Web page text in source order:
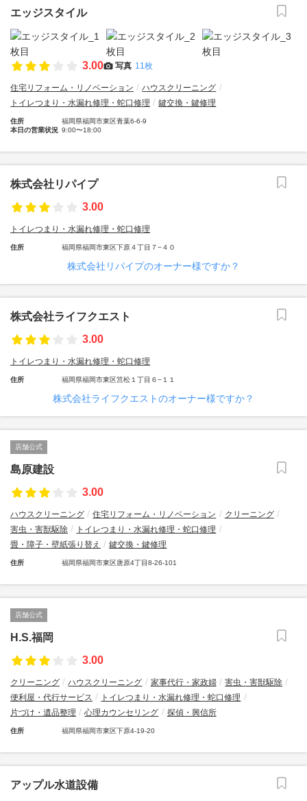
エッジスタイル
3.00 写真 11枚
住宅リフォーム・リノベーション
ハウスクリーニング
トイレつまり・水漏れ修理・蛇口修理
鍵交換・鍵修理
住所
福岡県福岡市東区青葉6-6-9
本日の営業状況 9:00〜18:00
株式会社リパイプ
3.00
トイレつまり・水漏れ修理・蛇口修理
住所 福岡県福岡市東区下原４丁目７−４０
株式会社リパイプのオーナー様ですか？
株式会社ライフクエスト
3.00
トイレつまり・水漏れ修理・蛇口修理
住所 福岡県福岡市東区筥松１丁目６−１１
株式会社ライフクエストのオーナー様ですか？
店舗公式
島原建設
3.00
ハウスクリーニング 住宅リフォーム・リノベーション
クリーニング
害虫・害獣駆除
トイレつまり・水漏れ修理・蛇口修理
畳・障子・壁紙張り替え
鍵交換・鍵修理
住所 福岡県福岡市東区唐原4丁目8-26-101
店舗公式
H.S.福岡
3.00
クリーニング ハウスクリーニング 家事代行・家政婦
害虫・害獣駆除
便利屋・代行サービス
トイレつまり・水漏れ修理・蛇口修理
片づけ・遺品整理
心理カウンセリング 探偵・興信所
住所 福岡県福岡市東区下原4-19-20
アップル水道設備